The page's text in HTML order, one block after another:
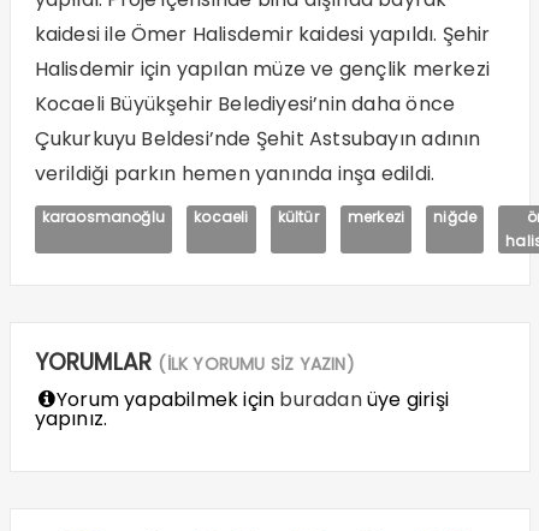
kaidesi ile Ömer Halisdemir kaidesi yapıldı. Şehir
Halisdemir için yapılan müze ve gençlik merkezi
Kocaeli Büyükşehir Belediyesi’nin daha önce
Çukurkuyu Beldesi’nde Şehit Astsubayın adının
verildiği parkın hemen yanında inşa edildi.
karaosmanoğlu kocaeli kültür merkezi niğde
YORUMLAR (İLK YORUMU SİZ YAZIN)
Yorum yapabilmek için buradanüye girişi
yapınız.